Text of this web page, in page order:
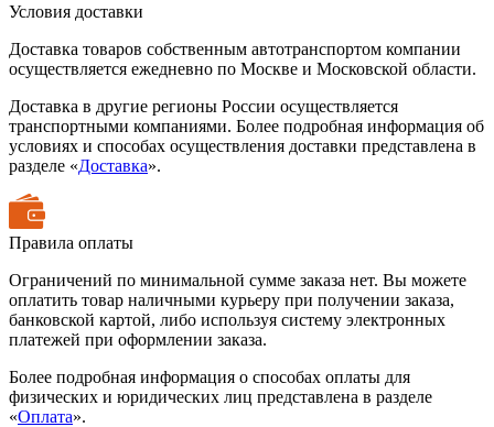
Условия доставки
Доставка товаров собственным автотранспортом компании
осуществляется ежедневно по Москве и Московской области.
Доставка в другие регионы России осуществляется
транспортными компаниями. Более подробная информация об
условиях и способах осуществления доставки представлена в
разделе «Доставка».
Правила оплаты
Ограничений по минимальной сумме заказа нет. Вы можете
оплатить товар наличными курьеру при получении заказа,
банковской картой, либо используя систему электронных
платежей при оформлении заказа.
Более подробная информация о способах оплаты для
физических и юридических лиц представлена в разделе
«Оплата».